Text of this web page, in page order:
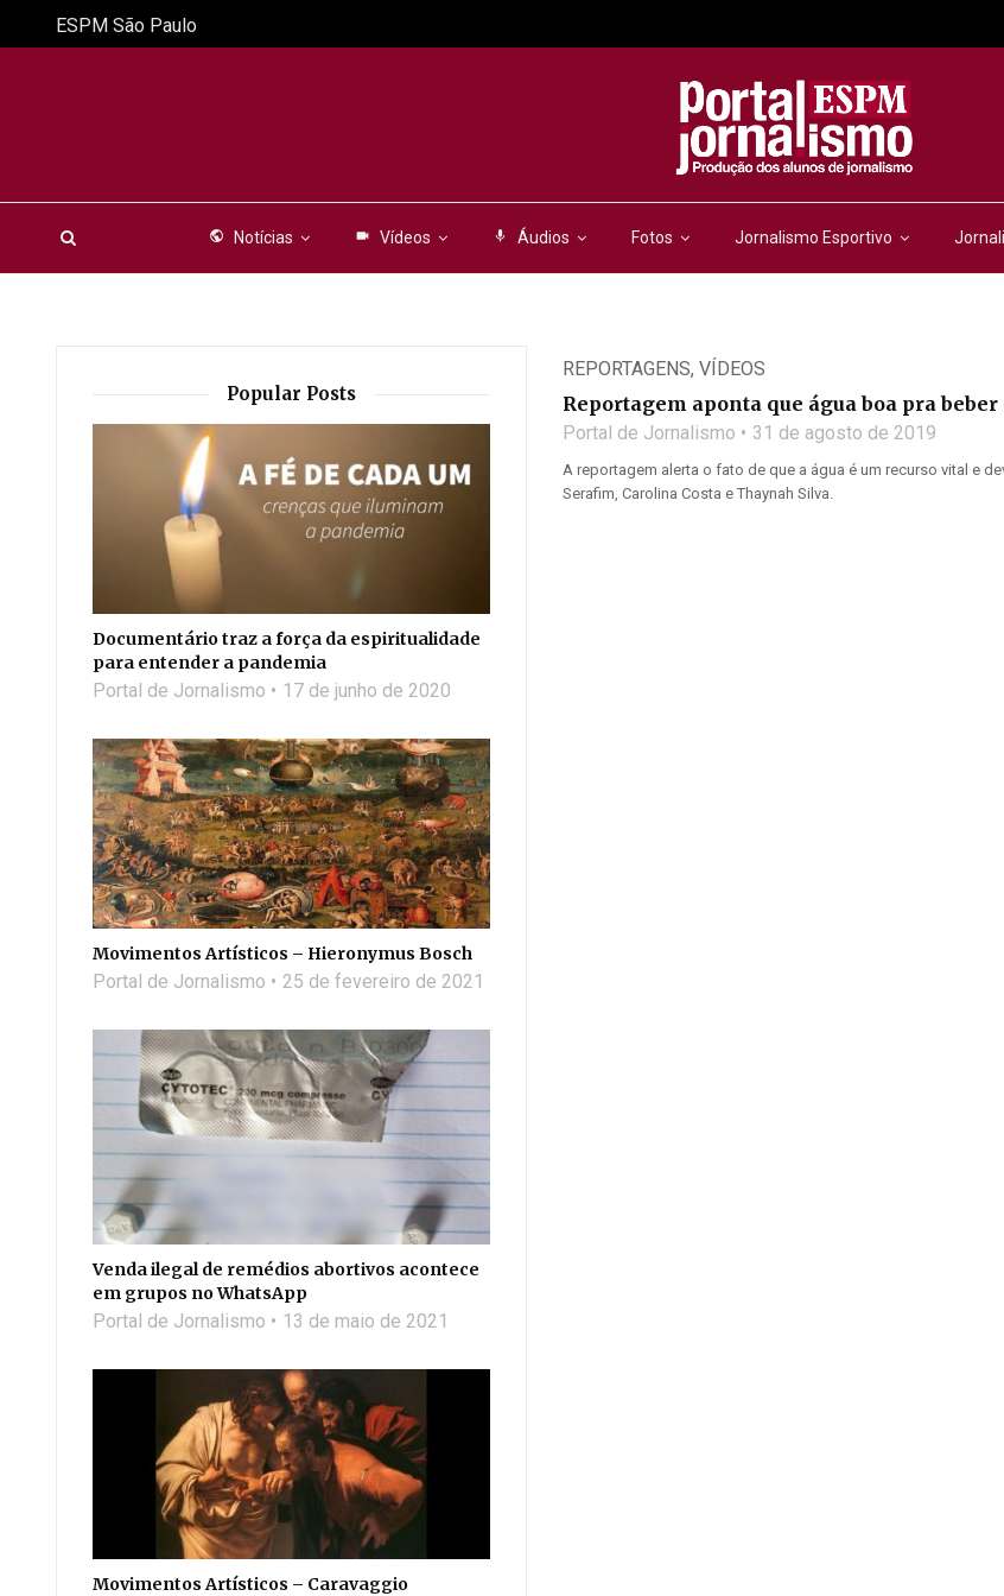
public Notícias videocam Vídeos mic Áudios Fotos Jornalismo Esportivo
ESPM São Paulo
REPORTAGENS, VÍDEOS
Reportagem aponta que água boa pra beber
Portal de Jornalismo 31 de agosto de 2019
A reportagem alerta o fato de que a água é um recurso vital e
Serafim, Carolina Costa e Thaynah Silva.
Popular Posts
Documentário traz a força da espiritualidade
para entender a pandemia
Portal de Jornalismo 17 de junho de 2020
Movimentos Artísticos – Hieronymus Bosch
Portal de Jornalismo 25 de fevereiro de 2021
Venda ilegal de remédios abortivos acontece
em grupos no WhatsApp
Portal de Jornalismo 13 de maio de 2021
Movimentos Artísticos – Caravaggio